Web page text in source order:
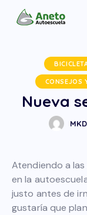
CONSEJOS
Nueva
Atendiendo a
en la
justo antes de
gustaría que